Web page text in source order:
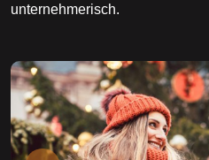
unternehmerisch.